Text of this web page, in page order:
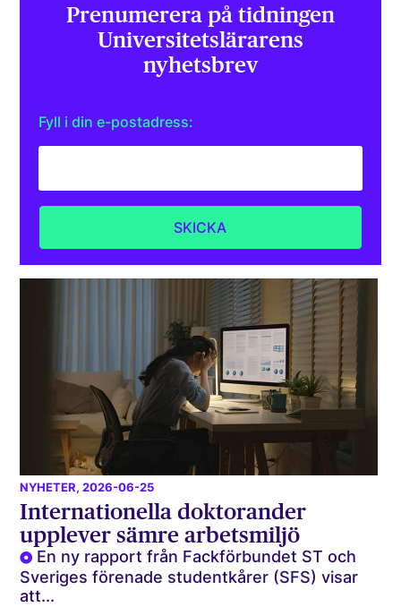
Prenumerera på tidningen
Universitets­lärarens
nyhetsbrev
Fyll i din e-postadress:
NYHETER, 2026-06-25
Internationella doktorander
upplever sämre arbetsmiljö
En ny rapport från Fackförbundet ST och
Sveriges förenade studentkårer (SFS) visar
att...